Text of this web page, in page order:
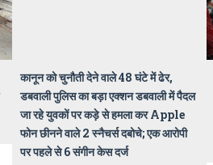
कानून को चुनौती देने वाले 48 घंटे में ढेर,
डबवाली पुलिस का बड़ा एक्शन डबवाली में पैदल
जा रहे युवकों पर कड़े से हमला कर Apple
फोन छीनने वाले 2 स्नैचर्स दबोचे; एक आरोपी
पर पहले से 6 संगीन केस दर्ज